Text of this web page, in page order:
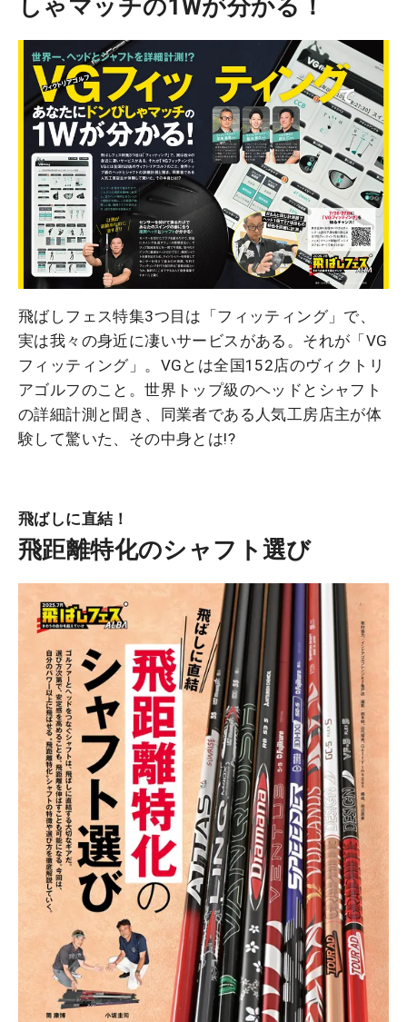
しゃマッチの1Wが分かる！
飛ばしフェス特集3つ目は「フィッティング」で、
実は我々の身近に凄いサービスがある。それが「VG
フィッティング」。VGとは全国152店のヴィクトリ
アゴルフのこと。世界トップ級のヘッドとシャフト
の詳細計測と聞き、同業者である人気工房店主が体
験して驚いた、その中身とは!?
飛ばしに直結！
飛距離特化のシャフト選び